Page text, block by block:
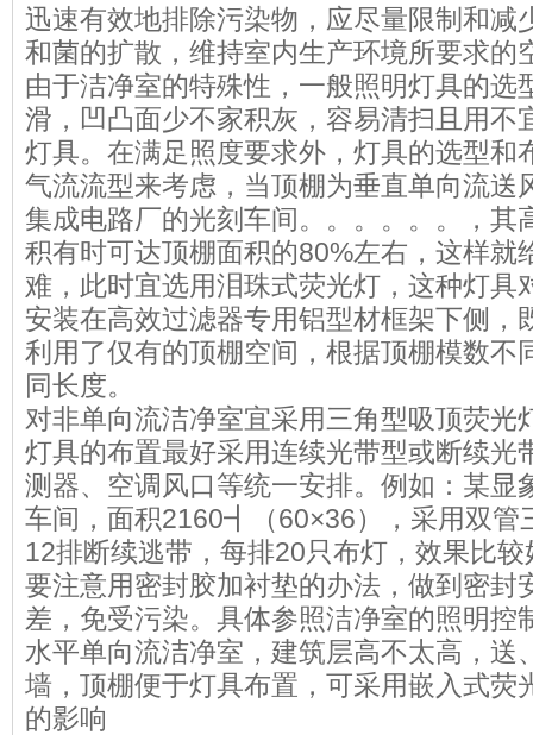
迅速有效地排除污染物，应尽量限制和减
和菌的扩散，维持室内生产环境所要求的
由于洁净室的特殊性，一般照明灯具的选
滑，凹凸面少不家积灰，容易清扫且用不
灯具。在满足照度要求外，灯具的选型和
气流流型来考虑，当顶棚为垂直单向流送
集成电路厂的光刻车间。。。。。。，其
积有时可达顶棚面积的80%左右，这样就
难，此时宜选用泪珠式荧光灯，这种灯具
安装在高效过滤器专用铝型材框架下侧，
利用了仅有的顶棚空间，根据顶棚模数不
同长度。
对非单向流洁净室宜采用三角型吸顶荧光
灯具的布置最好采用连续光带型或断续光
测器、空调风口等统一安排。例如：某显
车间，面积2160┫（60×36），采用双管
12排断续逃带，每排20只布灯，效果比
要注意用密封胶加衬垫的办法，做到密封
差，免受污染。具体参照洁净室的照明控
水平单向流洁净室，建筑层高不太高，送
墙，顶棚便于灯具布置，可采用嵌入式荧
的影响